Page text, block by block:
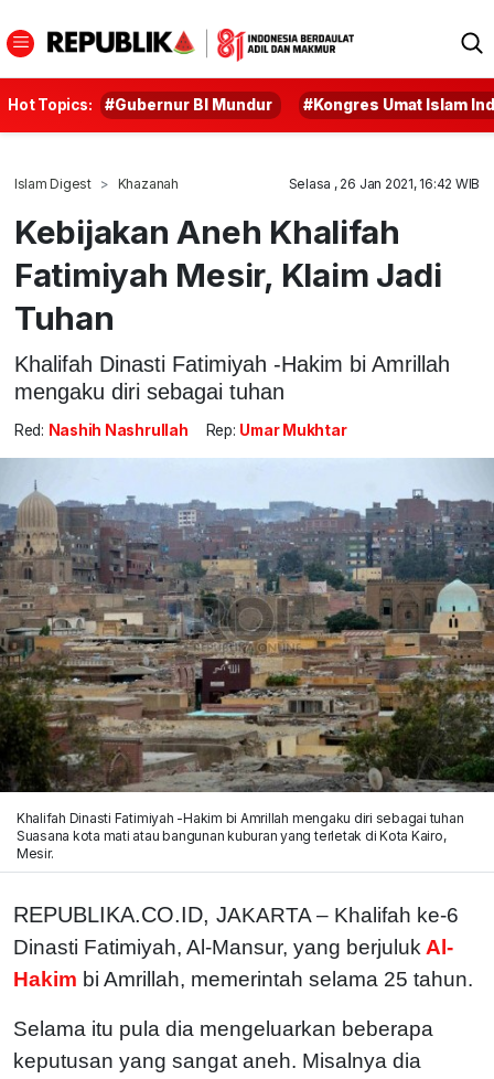
Hot Topics: #Gubernur BI Mundur #Kongres Umat Islam
Islam Digest Khazanah Selasa , 26 Jan 2021, 16:42 WIB
Kebijakan Aneh Khalifah
Fatimiyah Mesir, Klaim Jadi
Tuhan
Khalifah Dinasti Fatimiyah -Hakim bi Amrillah
mengaku diri sebagai tuhan
Red: Nashih Nashrullah Rep: Umar Mukhtar
Khalifah Dinasti Fatimiyah -Hakim bi Amrillah mengaku diri sebagai tuhan
Suasana kota mati atau bangunan kuburan yang terletak di Kota Kairo,
Mesir.
REPUBLIKA.CO.ID, JAKARTA – Khalifah ke-6
Dinasti Fatimiyah, Al-Mansur, yang berjuluk Al-
Hakim bi Amrillah, memerintah selama 25 tahun.
Selama itu pula dia mengeluarkan beberapa
keputusan yang sangat aneh. Misalnya dia